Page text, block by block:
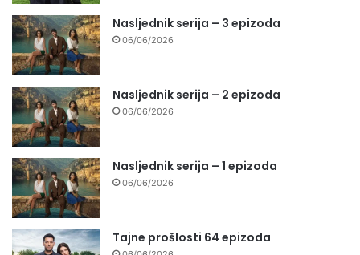
Nasljednik serija – 3 epizoda
06/06/2026
Nasljednik serija – 2 epizoda
06/06/2026
Nasljednik serija – 1 epizoda
06/06/2026
Tajne prošlosti 64 epizoda